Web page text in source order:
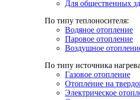
Для общественных
По типу теплоносителя:
Водяное отопление
Паровое отопление
Воздушное
По типу источника
Газовое отопление
Отопление на
Электрическое